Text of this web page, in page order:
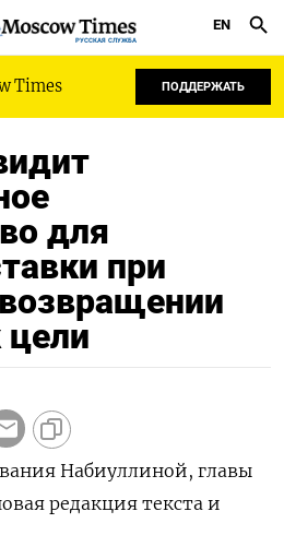
РУССКАЯ СЛУЖБА
EN
Times ПОДДЕРЖАТЬ
для
при
Набиуллиной, главы
редакция текста и